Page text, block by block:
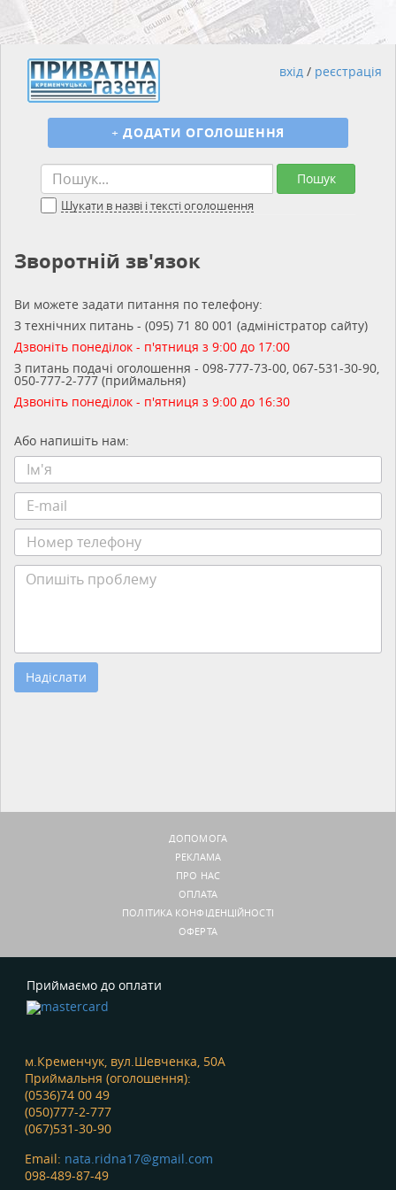
Пошук
Шукати в назві і тексті оголошення
+ ДОДАТИ ОГОЛОШЕННЯ
вхід / реєстрація
Зворотній зв'язок
Ви можете задати питання по телефону:
З технічних питань - (095) 71 80 001 (адміністратор сайту)
Дзвоніть понеділок - п'ятниця з 9:00 до 17:00
З питань подачі оголошення - 098-777-73-00, 067-531-30-90,
050-777-2-777 (приймальня)
Дзвоніть понеділок - п'ятниця з 9:00 до 16:30
Або напишіть нам:
Надіслати
ДОПОМОГА
РЕКЛАМА
ПРО НАС
ОПЛАТА
ПОЛІТИКА КОНФІДЕНЦІЙНОСТІ
ОФЕРТА
Приймаємо до оплати
м.Кременчук, вул.Шевченка, 50А
Приймальня (оголошення):
(0536)74 00 49
(050)777-2-777
(067)531-30-90
Email: nata.ridna17@gmail.com
098-489-87-49